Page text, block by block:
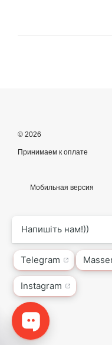
© 2026
Принимаем к оплате
Мобильная версия